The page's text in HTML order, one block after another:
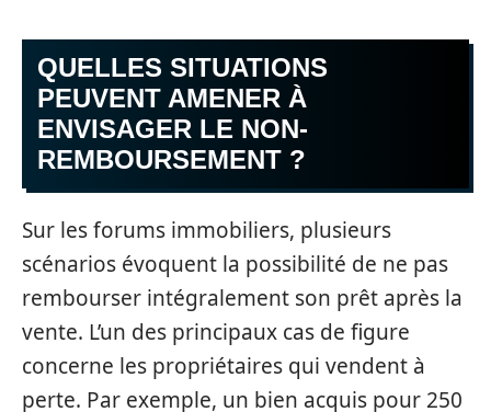
QUELLES SITUATIONS
PEUVENT AMENER À
ENVISAGER LE NON-
REMBOURSEMENT ?
Sur les forums immobiliers, plusieurs
scénarios évoquent la possibilité de ne pas
rembourser intégralement son prêt après la
vente. L’un des principaux cas de figure
concerne les propriétaires qui vendent à
perte. Par exemple, un bien acquis pour 250